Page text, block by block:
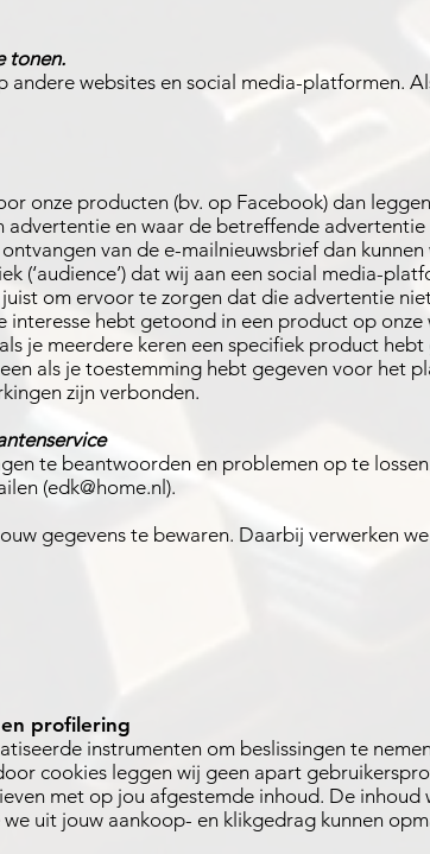
tonen.
websites en social media-platformen.
onze producten (bv. op Facebook) dan
en waar de betreffende
van de e-mailnieuwsbrief dan
(‘audience’) dat wij aan een social media-
om ervoor te zorgen dat die advertentie
hebt getoond in een product op onze
je meerdere keren een specifiek product
als je toestemming hebt gegeven voor het
zijn verbonden.
te beantwoorden en problemen op te
(edk@home.nl ).
gegevens te bewaren. Daarbij verwerken
profilering
instrumenten om beslissingen te
cookies leggen wij geen apart
met op jou afgestemde inhoud. De
uit jouw aankoop- en klikgedrag kunnen